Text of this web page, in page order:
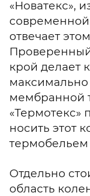
«Новатекс»,
отвечает
крой делает
мембранной
«Термотекс»
носить этот
термобельем
Отдельно
область